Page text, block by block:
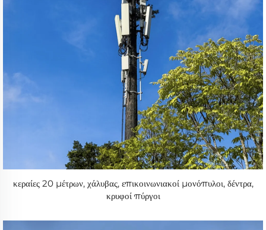
κεραίες 20 μέτρων, χάλυβας, επικοινωνιακοί μονόπυλοι, δέντρα,
κρυφοί πύργοι